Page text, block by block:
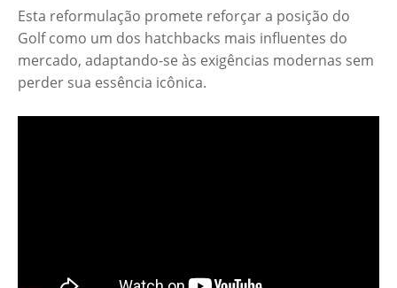
Esta reformulação promete reforçar a posição do
Golf como um dos hatchbacks mais influentes do
mercado, adaptando-se às exigências modernas sem
perder sua essência icônica.